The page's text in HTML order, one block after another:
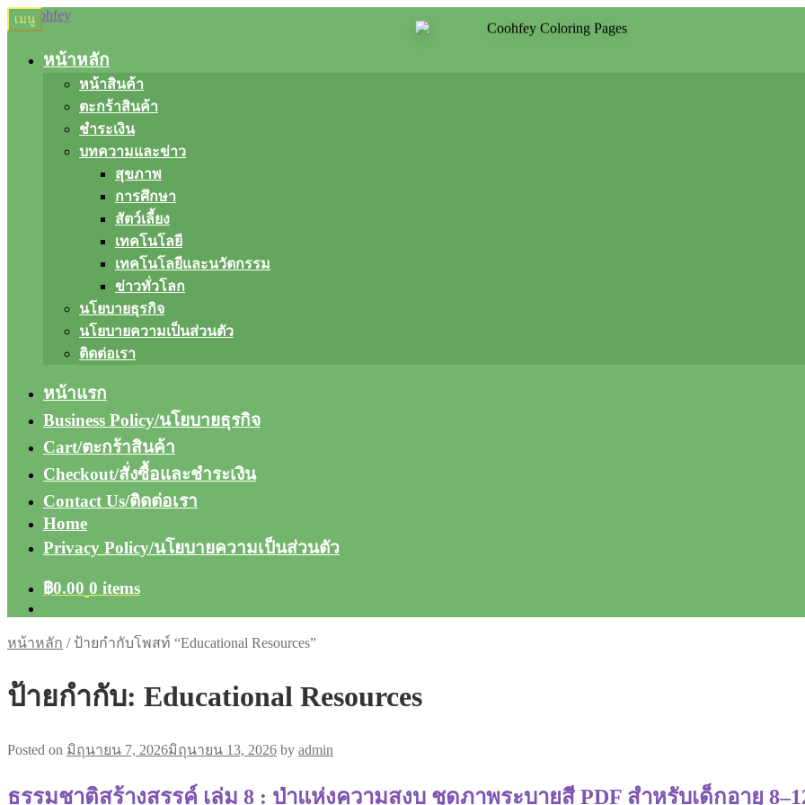
Skip
to
Skip
to
เมนู
หน้าหลัก
หน้าสินค้า
ตะกร้าสินค้า
ชำระเงิน
บทความและข่าว
สุขภาพ
การศึกษา
สัตว์เลี้ยง
เทคโนโลยี
เทคโนโลยีและนวัตกรรม
ข่าวทั่วโลก
นโยบายธุรกิจ
นโยบายความเป็นส่วนตัว
ติดต่อเรา
หน้าแรก
Business Policy/นโยบายธุรกิจ
Cart/ตะกร้าสินค้า
Checkout/สั่งซื้อและชำระเงิน
Contact Us/ติดต่อเรา
Home
Privacy Policy/นโยบายความเป็นส่วนตัว
฿0.00 0 items
หน้าหลัก / ป้ายกำกับโพสท์ “Educational Resources”
ป้ายกำกับ: Educational Resources
Posted on มิถุนายน 7, 2026มิถุนายน 13, 2026 by admin
ธรรมชาติสร้างสรรค์ เล่ม 8 : ป่าแห่งความสงบ ชุดภาพระบายสี PDF สำหรับเด็กอายุ